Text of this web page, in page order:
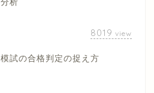
分析
8019 view
模試の合格判定の捉え方